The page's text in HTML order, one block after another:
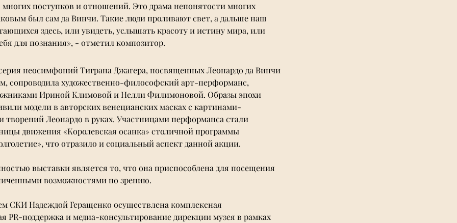
многих поступков и отношений. Это драма непонятости многих
был сам да Винчи. Такие люди проливают свет, а дальше наш
здесь, или увидеть, услышать красоту и истину мира, или
для познания», - отметил композитор.
неосимфоний Тиграна Джагера, посвященных Леонардо да Винчи
сопроводила художественно-философский арт-перформанс,
Ириной Климовой и Нелли Филимоновой. Образы эпохи
модели в авторских венецианских масках с картинами-
творений Леонардо в руках. Участницами перформанса стали
движения «Королевская осанка» столичной программы
», что отразило и социальный аспект данной акции.
выставки является то, что она приспособлена для посещения
возможностями по зрению.
СКИ Надеждой Геращенко осуществлена комплексная
PR-поддержка и медиа-консультирование дирекции музея в рамках